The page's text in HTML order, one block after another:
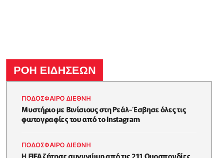
ΡΟΗ ΕΙΔΗΣΕΩΝ
ΠΟΔΟΣΦΑΙΡΟ ΔΙΕΘΝΗ
Μυστήριο με Βινίσιους στη Ρεάλ-Έσβησε όλες τις
φωτογραφίες του από το Instagram
ΠΟΔΟΣΦΑΙΡΟ ΔΙΕΘΝΗ
Η FIFA ζήτησε συγγνώμη από τις 211 Ομοσπονδίες